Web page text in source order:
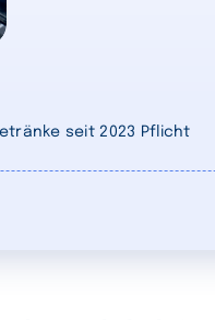
seit 2023 Pflicht